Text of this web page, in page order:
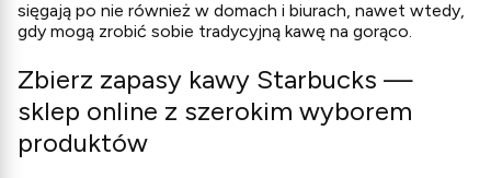
sięgają po nie również w domach i biurach, nawet wtedy,
gdy mogą zrobić sobie tradycyjną kawę na gorąco.
Zbierz zapasy kawy Starbucks —
sklep online z szerokim wyborem
produktów